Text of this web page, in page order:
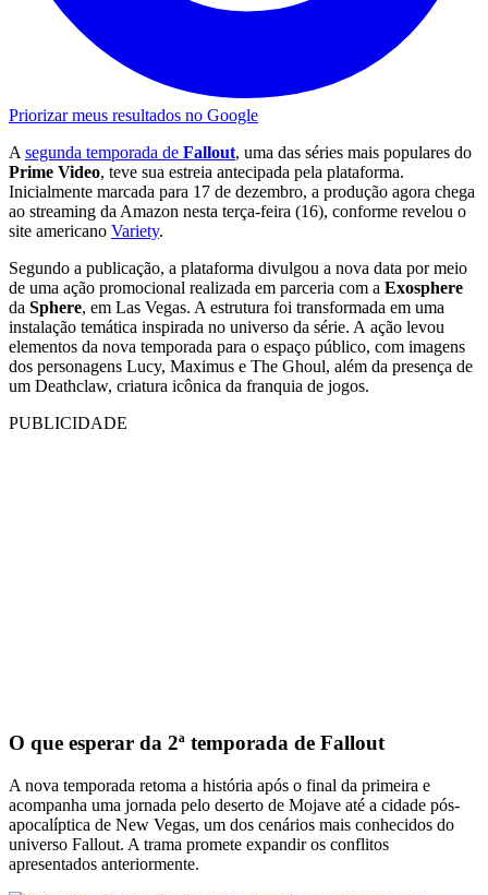
Priorizar meus resultados no Google
A segunda temporada de Fallout, uma das séries mais populares do
Prime Video, teve sua estreia antecipada pela plataforma.
Inicialmente marcada para 17 de dezembro, a produção agora chega
ao streaming da Amazon nesta terça-feira (16), conforme revelou o
site americano Variety.
Segundo a publicação, a plataforma divulgou a nova data por meio
de uma ação promocional realizada em parceria com a Exosphere
da Sphere, em Las Vegas. A estrutura foi transformada em uma
instalação temática inspirada no universo da série. A ação levou
elementos da nova temporada para o espaço público, com imagens
dos personagens Lucy, Maximus e The Ghoul, além da presença de
um Deathclaw, criatura icônica da franquia de jogos.
PUBLICIDADE
O que esperar da 2ª temporada de Fallout
A nova temporada retoma a história após o final da primeira e
acompanha uma jornada pelo deserto de Mojave até a cidade pós-
apocalíptica de New Vegas, um dos cenários mais conhecidos do
universo Fallout. A trama promete expandir os conflitos
apresentados anteriormente.